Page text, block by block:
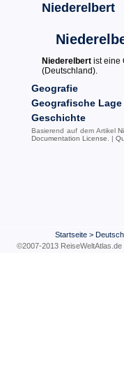
Niederelbert
Niederelbert ist eine
(Deutschland).
Geografie
Geografische Lage
Geschichte
Basierend auf dem Artikel
Documentation License . |
Startseite>
©2007-2013